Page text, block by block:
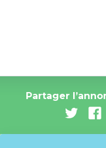
Partager